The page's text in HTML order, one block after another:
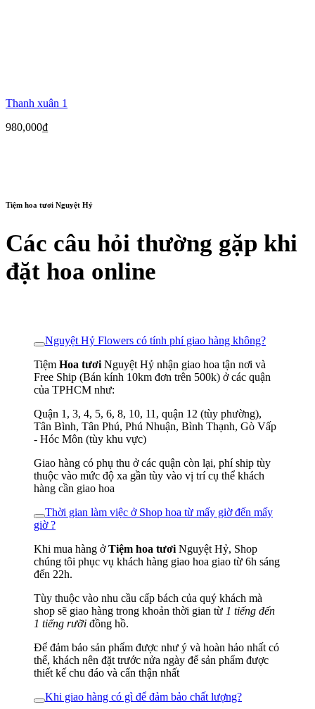
Thanh xuân 1
980,000₫
Tiệm hoa tươi Nguyệt Hỷ
Các câu hỏi thường gặp khi
đặt hoa online
Nguyệt Hỷ Flowers có tính phí giao hàng không?
Tiệm Hoa tươi Nguyệt Hỷ nhận giao hoa tận nơi và
Free Ship (Bán kính 10km đơn trên 500k) ở các quận
của TPHCM như:
Quận 1, 3, 4, 5, 6, 8, 10, 11, quận 12 (tùy phường),
Tân Bình, Tân Phú, Phú Nhuận, Bình Thạnh, Gò Vấp
- Hóc Môn (tùy khu vực)
Giao hàng có phụ thu ở các quận còn lại, phí ship tùy
thuộc vào mức độ xa gần tùy vào vị trí cụ thể khách
hàng cần giao hoa
Thời gian làm việc ở Shop hoa từ mấy giờ đến mấy
giờ ?
Khi mua hàng ởTiệm hoa tươi Nguyệt Hỷ, Shop
chúng tôi phục vụ khách hàng giao hoa giao từ 6h sáng
đến 22h.
Tùy thuộc vào nhu cầu cấp bách của quý khách mà
shop sẽ giao hàng trong khoản thời gian từ 1 tiếng đến
1 tiếng rưỡi đồng hồ.
Để đảm bảo sản phẩm được như ý và hoàn hảo nhất có
thể, khách nên đặt trước nửa ngày để sản phẩm được
thiết kế chu đáo và cẩn thận nhất
Khi giao hàng có gì để đảm bảo chất lượng?